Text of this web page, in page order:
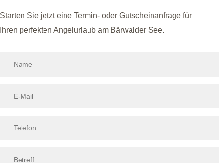
Starten Sie jetzt eine Termin- oder Gutscheinanfrage für
Ihren perfekten Angelurlaub am Bärwalder See.